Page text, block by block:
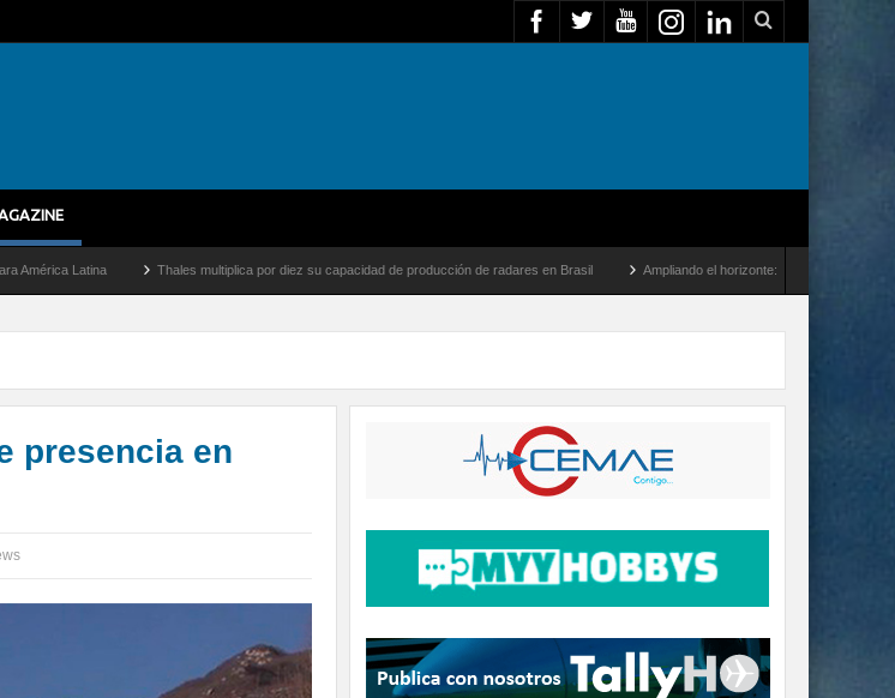
Thales multiplica por diez su capacidad de producción de radares en Brasil Ampliando el horizonte: Dentro del vuelo de desarrollo más
presencia en